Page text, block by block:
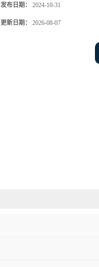
发布日期： 2024-10-31
更新日期： 2026-08-07